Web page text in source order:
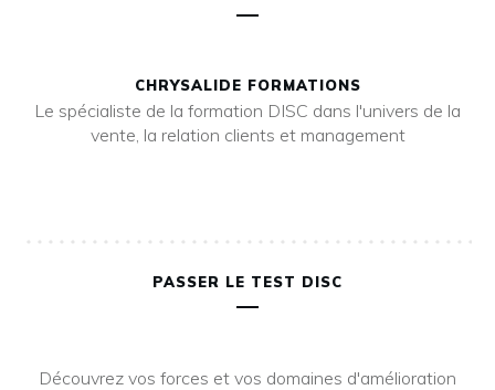
CHRYSALIDE FORMATIONS
Le spécialiste de la formation DISC dans l'univers de la
vente, la relation clients et management
PASSER LE TEST DISC
Découvrez vos forces et vos domaines d'amélioration